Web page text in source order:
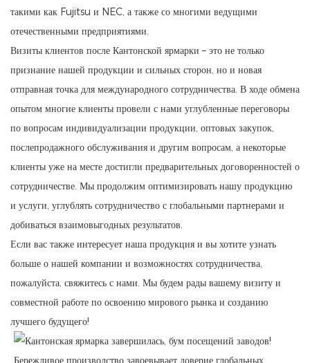
такими как Fujitsu и NEC, а также со многими ведущими
отечественными предприятиями.
Визиты клиентов после Кантонской ярмарки – это не только
признание нашей продукции и сильных сторон, но и новая
отправная точка для международного сотрудничества. В ходе обмена
опытом многие клиенты провели с нами углубленные переговоры
по вопросам индивидуализации продукции, оптовых закупок,
послепродажного обслуживания и другим вопросам, а некоторые
клиенты уже на месте достигли предварительных договоренностей о
сотрудничестве. Мы продолжим оптимизировать нашу продукцию
и услуги, углублять сотрудничество с глобальными партнерами и
добиваться взаимовыгодных результатов.
Если вас также интересует наша продукция и вы хотите узнать
больше о нашей компании и возможностях сотрудничества,
пожалуйста, свяжитесь с нами. Мы будем рады вашему визиту и
совместной работе по освоению мирового рынка и созданию
лучшего будущего!